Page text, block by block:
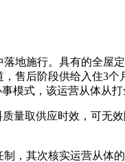
施行。具有的全屋
售后阶段供给入住3
模式，该运营从体从打
取供应时效，可无
其次核实运营从体